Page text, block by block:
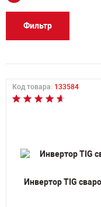
Фильтр
Код товара: 133584
Инвертор TIG